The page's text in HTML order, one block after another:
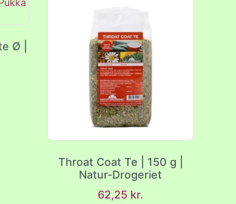
Ø |
Throat Coat Te | 150 g |
Natur-Drogeriet
62,25 kr.